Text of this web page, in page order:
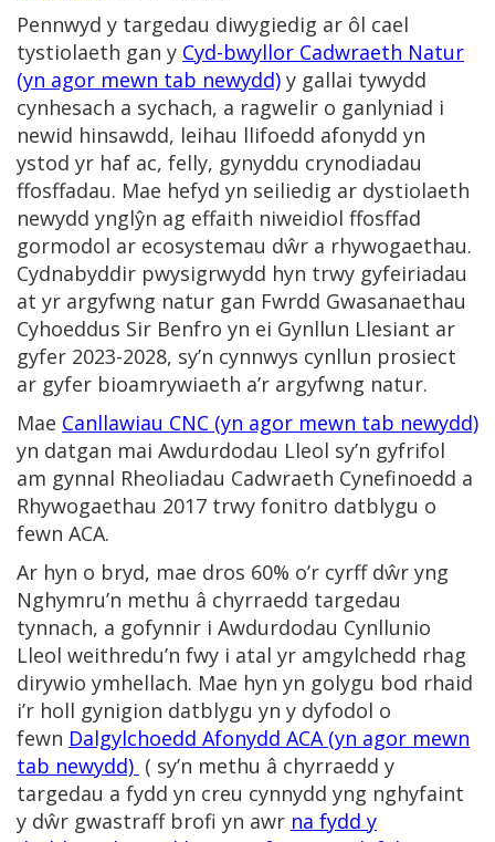
Pennwyd y targedau diwygiedig ar ôl cael
tystiolaeth gan y Cyd-bwyllor Cadwraeth Natur
(yn agor mewn tab newydd) y gallai tywydd
cynhesach a sychach, a ragwelir o ganlyniad i
newid hinsawdd, leihau llifoedd afonydd yn
ystod yr haf ac, felly, gynyddu crynodiadau
ffosffadau. Mae hefyd yn seiliedig ar dystiolaeth
newydd ynglŷn ag effaith niweidiol ffosffad
gormodol ar ecosystemau dŵr a rhywogaethau.
Cydnabyddir pwysigrwydd hyn trwy gyfeiriadau
at yr argyfwng natur gan Fwrdd Gwasanaethau
Cyhoeddus Sir Benfro yn ei Gynllun Llesiant ar
gyfer 2023-2028, sy’n cynnwys cynllun prosiect
ar gyfer bioamrywiaeth a’r argyfwng natur.
Mae Canllawiau CNC (yn agor mewn tab newydd)
yn datgan mai Awdurdodau Lleol sy’n gyfrifol
am gynnal Rheoliadau Cadwraeth Cynefinoedd a
Rhywogaethau 2017 trwy fonitro datblygu o
fewn ACA.
Ar hyn o bryd, mae dros 60% o’r cyrff dŵr yng
Nghymru’n methu â chyrraedd targedau
tynnach, a gofynnir i Awdurdodau Cynllunio
Lleol weithredu’n fwy i atal yr amgylchedd rhag
dirywio ymhellach. Mae hyn yn golygu bod rhaid
i’r holl gynigion datblygu yn y dyfodol o
fewn Dalgylchoedd Afonydd ACA (yn agor mewn
tab newydd) ( sy’n methu â chyrraedd y
targedau a fydd yn creu cynnydd yng nghyfaint
y dŵr gwastraff brofi yn awr na fydd y